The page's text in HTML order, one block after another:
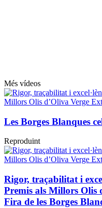
Més vídeos
Les Borges Blanques
Reproduint
Rigor, traçabilitat i
Premis als Millors Olis
Fira de les Borges